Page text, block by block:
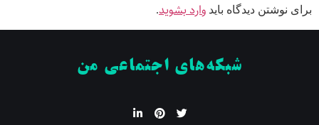
برای نوشتن دیدگاه باید وارد بشوید.
شبکه‌های اجتماعی من